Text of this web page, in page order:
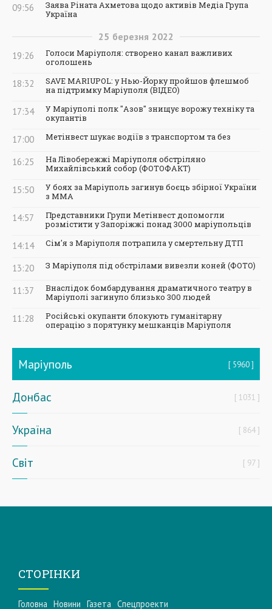
09:56
Заява Ріната Ахметова щодо активів Медіа Група
Україна
25 березня 2022
19:26
Голоси Маріуполя: створено канал важливих
оголошень
18:32
SAVE MARIUPOL: у Нью-Йорку пройшов флешмоб
на підтримку Маріуполя (ВІДЕО)
17:34
У Маріуполі полк "Азов" знищує ворожу техніку та
окупантів
17:00 Метінвест шукає водіїв з транспортом та без
16:25
На Лівобережжі Маріуполя обстріляно
Михайлівський собор (ФОТОФАКТ)
15:50
У боях за Маріуполь загинув боєць збірної України
з ММА
14:57
Представники Групи Метінвест допомогли
розмістити у Запоріжжі понад 3000 маріупольців
14:14 Сім'я з Маріуполя потрапила у смертельну ДТП
13:20 З Маріуполя під обстрілами вивезли коней (ФОТО)
11:37
Внаслідок бомбардування драматичного театру в
Маріуполі загинуло близько 300 людей
11:28
Російські окупанти блокують гуманітарну
операцію з порятунку мешканців Маріуполя
Маріуполь 5960
Донбас 1031
Україна 864
Світ 97
СТОРІНКИ
Головна Новини Газета Спецпроекти